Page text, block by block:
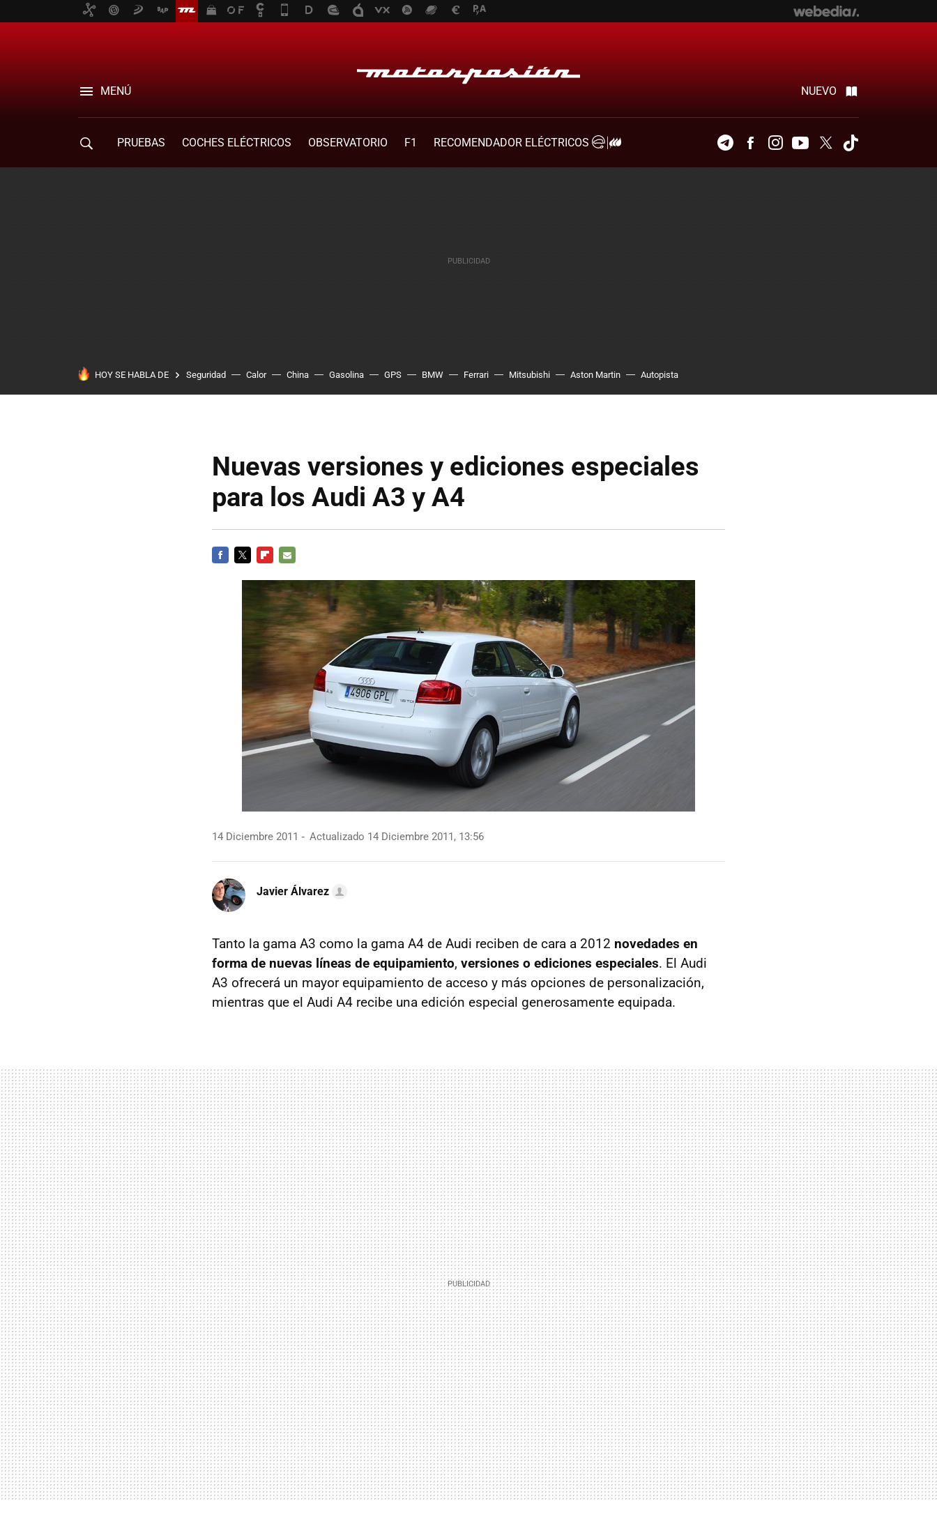
MENÚ NUEVO
PRUEBAS COCHES ELÉCTRICOS OBSERVATORIO F1
RECOMENDADOR ELÉCTRICOS
TelegramFacebookInstagramYoutubeTwitter
HOY SE HABLA DE Seguridad Calor China Gasolina GPS BMW Ferrari Mitsubishi Aston Martin Autopista
Nuevas versiones y ediciones especiales
para los Audi A3 y A4
MAIL
14 Diciembre 2011 Actualizado 14 Diciembre 2011, 13:56
Javier Álvarez
Tanto la gama A3 como la gama A4 de Audi reciben de cara a 2012 novedades en
forma de nuevas líneas de equipamiento, versiones o ediciones especiales. El Audi
A3 ofrecerá un mayor equipamiento de acceso y más opciones de personalización,
mientras que el Audi A4 recibe una edición especial generosamente equipada.